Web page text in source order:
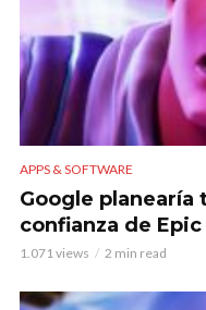
APPS & SOFTWARE
Google planearía
confianza de Epic
1.071 views 2 min read